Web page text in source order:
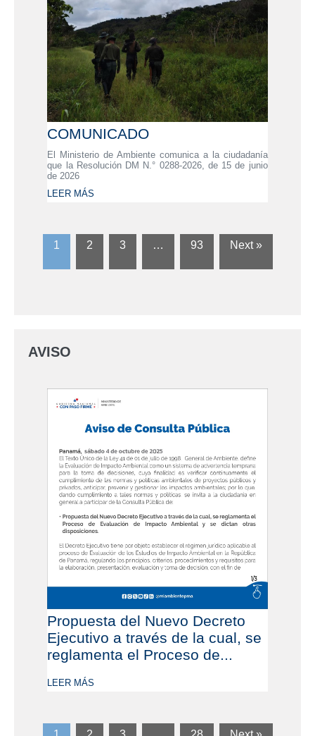
COMUNICADO
El Ministerio de Ambiente comunica a la ciudadanía
que la Resolución DM N.° 0288-2026, de 15 de junio
de 2026
LEER MÁS
1 2 3 … 93 Next »
AVISO
Propuesta del Nuevo Decreto
Ejecutivo a través de la cual, se
reglamenta el Proceso de...
LEER MÁS